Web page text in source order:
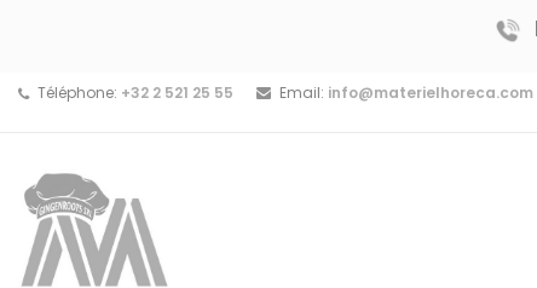
Téléphone: +32 2 521 25 55 Email: info@materielhoreca.com